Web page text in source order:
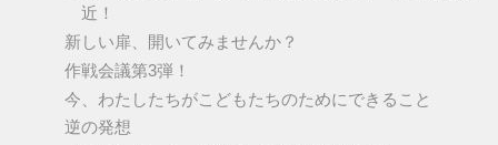
近！
新しい扉、開いてみませんか？
作戦会議第3弾！
今、わたしたちがこどもたちのためにできること
逆の発想